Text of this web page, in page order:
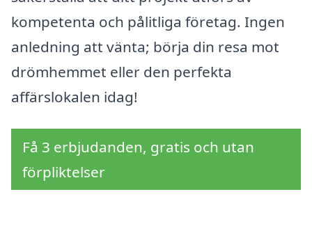
kompetenta och pålitliga företag. Ingen
anledning att vänta; börja din resa mot
drömhemmet eller den perfekta
affärslokalen idag!
Få 3 erbjudanden, gratis och utan
förpliktelser